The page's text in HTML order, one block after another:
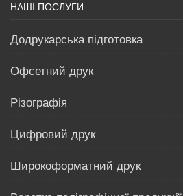
НАШІ ПОСЛУГИ
Додрукарська підготовка
Офсетний друк
Різографія
Цифровий друк
Широкоформатний друк